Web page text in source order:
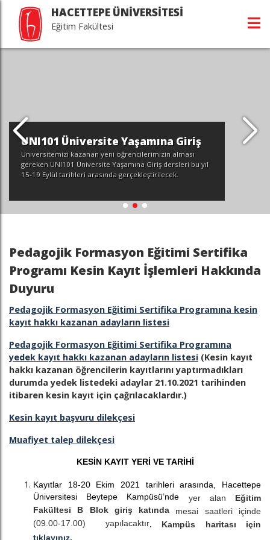
HACETTEPE ÜNİVERSİTESİ
Eğitim Fakültesi
UNI101 Üniversite Yaşamına Giriş
Üniversitemizi kazanan yeni öğrencilerimizin alması
gereken UNI101 Üniversite Yaşamına Giriş dersleri bu yıl
15-19 Eylül tarihleri arasında gerçekleştirilecek.
Pedagojik Formasyon Eğitimi Sertifika
Programı Kesin Kayıt İşlemleri Hakkında
Duyuru
Pedagojik Formasyon Eğitimi Sertifika Programına kesin
kayıt hakkı kazanan adayların listesi
Pedagojik Formasyon Eğitimi Sertifika Programına
yedek kayıt hakkı kazanan adayların listesi (Kesin kayıt
hakkı kazanan öğrencilerin kayıtlarını yaptırmadıkları
durumda yedek listedeki adaylar 21.10.2021 tarihinden
itibaren kesin kayıt için çağrılacaklardır.)
Kesin kayıt başvuru dilekçesi
Muafiyet talep dilekçesi
KESİN KAYIT YERİ VE TARİHİ
Kayıtlar 18-20 Ekim 2021 tarihleri arasında, Hacettepe
Üniversitesi Beytepe Kampüsü’nde yer alan Eğitim
Fakültesi B Blok giriş katında mesai saatleri içinde
(09.00-17.00) yapılacaktır. Kampüs haritası için
tıklayınız.